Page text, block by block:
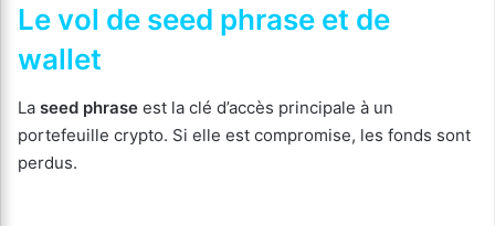
Le vol de seed phrase et de
wallet
La seed phrase est la clé d’accès principale à un
portefeuille crypto. Si elle est compromise, les fonds sont
perdus.